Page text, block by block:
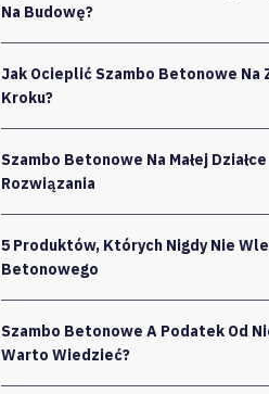
Na Budowę?
Jak Ocieplić Szambo Betonowe Na
Kroku?
Szambo Betonowe Na Małej
Rozwiązania
5 Produktów, Których Nigdy Nie
Betonowego
Szambo Betonowe A Podatek Od
Warto Wiedzieć?